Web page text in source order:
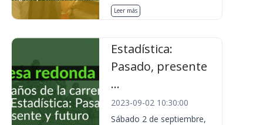
Leer más
Estadística:
Pasado, presente
...
2023-09-02 10:30:00
Sábado 2 de septiembre,